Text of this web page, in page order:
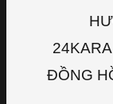
ĐỒNG